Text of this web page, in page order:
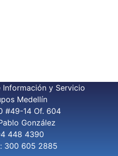
Información y Servicio
Medellín
#49-14 Of. 604
González
448 4390
300 605 2885